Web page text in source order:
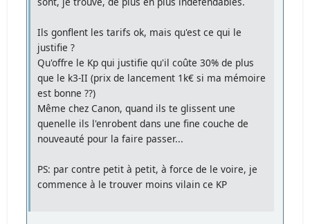
Ils gonflent les tarifs ok, mais qu'est ce qui le
justifie ?
Qu'offre le Kp qui justifie qu'il coûte 30% de plus
que le k3-II (prix de lancement 1k€ si ma mémoire
est bonne ??)
Même chez Canon, quand ils te glissent une
quenelle ils l'enrobent dans une fine couche de
nouveauté pour la faire passer...
PS: par contre petit à petit, à force de le voire, je
commence à le trouver moins vilain ce KP